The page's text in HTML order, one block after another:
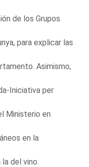
de los Grupos
para explicar las
Asimismo,
Iniciativa per
Ministerio en
en la
del vino.